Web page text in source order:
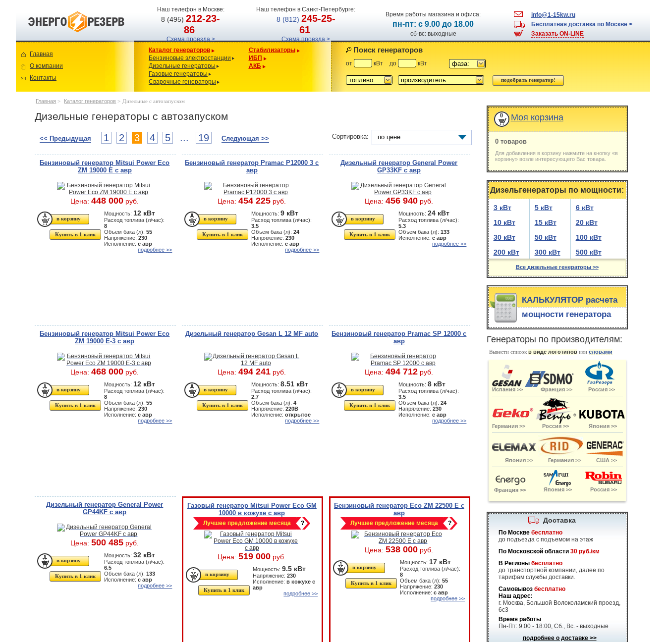
Наш телефон в Москве:
8 (495)212-23-
86
Схема проезда >
Наш телефон в Санкт-Петербурге:
8 (812) 245-25-
61
Схема проезда >
Время работы магазина и офиса:
пн-пт: с 9.00 до 18.00
сб-вс: выходные
info@1-15kw.ru
Бесплатная доставка по Москве >
Заказать ON-LINE
Главная
О компании
Контакты
Каталог генераторов
Бензиновые электростанции
Дизельные генераторы
Газовые генераторы
Сварочные генераторы
Стабилизаторы
ИБП
АКБ
Поиск генераторов
от кВт до кВт фаза:
топливо: производитель:
Главная > Каталог генераторов > Дизельные с автозапуском
Дизельные генераторы с автозапуском
Сортировка: по цене
<< Предыдущая 1 2 3 4 5 ... 19 Следующая >>
Бензиновый генератор Mitsui Power Eco
ZM 19000 Е с авр
Цена:448 000 руб.
Купить в 1 клик
Мощность: 12 кВт
Расход топлива (л/час):
8
Объем бака (л):55
Напряжение:230
Исполнение:с авр
подробнее >>
Бензиновый генератор Pramac P12000 3 с
авр
Цена:454 225 руб.
Купить в 1 клик
Мощность:9 кВт
Расход топлива (л/час):
3.5
Объем бака (л):24
Напряжение:230
Исполнение:с авр
подробнее >>
Дизельный генератор General Power
GP33KF с авр
Цена:456 940 руб.
Купить в 1 клик
Мощность:24 кВт
Расход топлива (л/час):
5.3
Объем бака (л):133
Исполнение:с авр
подробнее >>
Бензиновый генератор Mitsui Power Eco
ZM 19000 Е-3 с авр
Цена:468 000 руб.
Купить в 1 клик
Мощность: 12 кВт
Расход топлива (л/час):
8
Объем бака (л):55
Напряжение:230
Исполнение:с авр
подробнее >>
Дизельный генератор Gesan L 12 MF auto
Цена:494 241 руб.
Купить в 1 клик
Мощность:8.51 кВт
Расход топлива (л/час):
2.7
Объем бака (л):4
Напряжение:220В
Исполнение:открытое
подробнее >>
Бензиновый генератор Pramac SP 12000 с
авр
Цена:494 712 руб.
Купить в 1 клик
Мощность:8 кВт
Расход топлива (л/час):
3.5
Объем бака (л):24
Напряжение:230
Исполнение:с авр
подробнее >>
Дизельный генератор General Power
GP44KF с авр
Цена:500 485 руб.
Купить в 1 клик
Мощность:32 кВт
Расход топлива (л/час):
6.5
Объем бака (л):133
Исполнение:с авр
подробнее >>
Газовый генератор Mitsui Power Eco GM
10000 в кожухе с авр
Лучшее предложение месяца ?
Цена:519 000 руб.
Купить в 1 клик
Мощность:9.5 кВт
Напряжение:230
Исполнение:в кожухе с
авр
подробнее >>
Бензиновый генератор Eco ZM 22500 E с
авр
Лучшее предложение месяца ?
Цена:538 000 руб.
Купить в 1 клик
Мощность: 17 кВт
Расход топлива (л/час):
8
Объем бака (л):55
Напряжение:230
Исполнение:с авр
подробнее >>
0 Моя корзина
0 товаров
Для добавления в корзину нажмите на кнопку «в
корзину» возле интересующего Вас товара.
Дизельгенераторы по мощности:
3 кВт 5 кВт
6 кВт
10 кВт
15 кВт
20 кВт
30 кВт
50 кВт
100 кВт
200 кВт
300 кВт 500 кВт
Все дизельные генераторы >>
КАЛЬКУЛЯТОР расчета
мощности генератора
Генераторы по производителям:
Вывести список в виде логотиповили словами
Германия >>
Испания >> Франция >>
Германия >> Россия >> Япония >>
Япония >> США >>
Франция >> Япония >> Россия >>
Россия >>
Доставка
По Москве бесплатно
до подъезда с подъемом на этаж
По Московской области 30 руб./км
В Регионы бесплатно
до транспортной компании, далее по
тарифам службы доставки.
Самовывоз бесплатно
Наш адрес:
г. Москва, Большой Волоколамский проезд,
6с3
Время работы
Пн-Пт: 9:00 - 18:00, Сб., Вс. - выходные
подробнее о доставке >>